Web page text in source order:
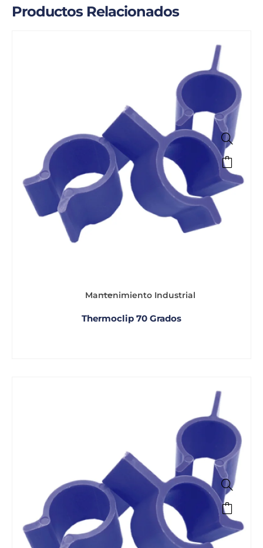
Productos Relacionados
Mantenimiento Industrial
Thermoclip 70 Grados